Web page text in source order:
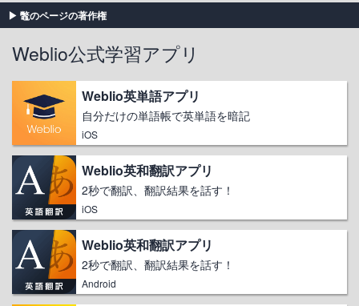
鼈のページの著作権
Weblio公式学習アプリ
Weblio英単語アプリ
自分だけの単語帳で英単語を暗記
iOS
Weblio英和翻訳アプリ
2秒で翻訳、翻訳結果を話す！
iOS
Weblio英和翻訳アプリ
2秒で翻訳、翻訳結果を話す！
Android